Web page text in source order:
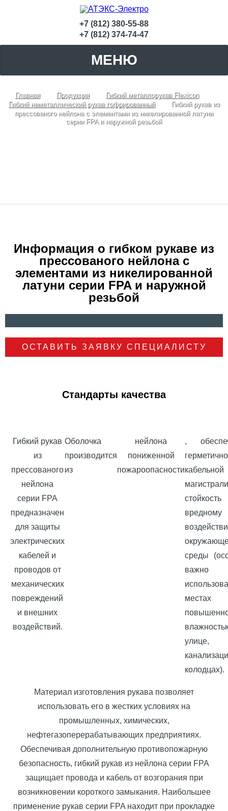
+7 (812) 380-55-88
+7 (812) 374-74-47
МЕНЮ
Главная Продукция
Гибкий металлорукав Flexicon
Гибкий неметаллический рукав гофрированный
Гибкий рукав из
прессованого нейлона c элементами из никелированной латуни
серии FPA и наружной резьбой
Информация о гибком рукаве из
прессованого нейлона c
элементами из никелированной
латуни серии FPA и наружной
резьбой
ОСТАВИТЬ ЗАЯВКУ СПЕЦИАЛИСТУ
Стандарты качества
Гибкий рукав
из
прессованого
нейлона
серии FPA
предназначен
для защиты
электрических
кабелей и
проводов от
механических
повреждений
и внешних
воздействий.
Оболочка
производится
из
нейлона
пониженной
пожароопасности
,
кабельной
вредному
среды
важно
колодцах).
Материал изготовления рукава позволяет
использовать его в жестких условиях на
промышленных, химических,
нефтегазоперерабатывающих предприятиях.
Обеспечивая дополнительную противопожарную
безопасность, гибкий рукав из нейлона серии FPA
защищает провода и кабель от возгорания при
возникновении короткого замыкания. Наибольшее
применение рукав серии FPA находит при прокладке